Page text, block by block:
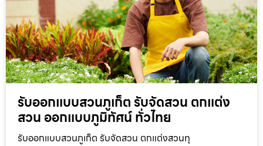
รับออกแบบสวนภูเก็ต รับจัดสวน ตกแต่ง
สวน ออกแบบภูมิทัศน์ ทั่วไทย
รับออกแบบสวนภูเก็ต รับจัดสวน ตกแต่งสวนทุ